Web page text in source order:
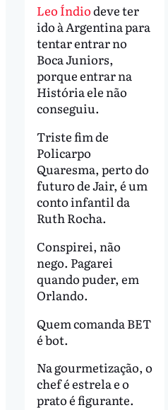
Leo Índiodeve ter
ido à Argentina para
tentar entrar no
Boca Juniors,
porque entrar na
História ele não
conseguiu.
Triste fim de
Policarpo
Quaresma, perto do
futuro de Jair, é um
conto infantil da
Ruth Rocha.
Conspirei, não
nego. Pagarei
quando puder, em
Orlando.
Quem comanda BET
é bot.
Na gourmetização, o
chef é estrela e o
prato é figurante.